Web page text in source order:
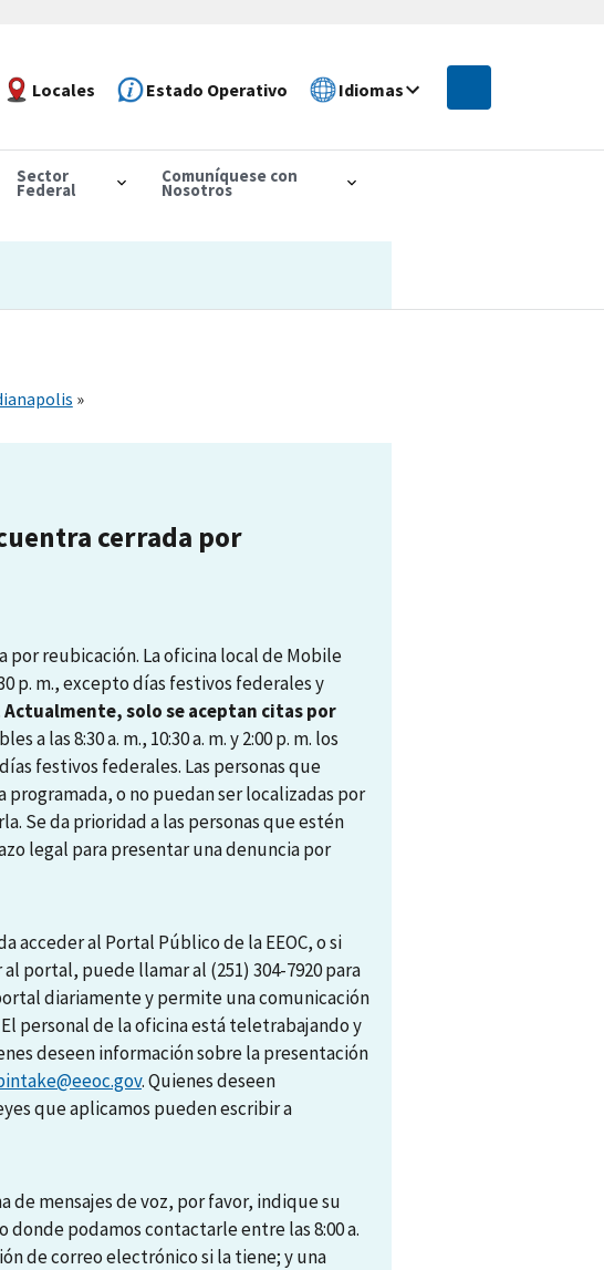
Locales Estado Operativo Idiomas
Sector
Federal
Comuníquese con
Nosotros
cerrada por
por reubicación. La oficina local de Mobile
p. m., excepto días festivos federales y
Actualmente, solo se aceptan citas por
a las 8:30 a. m., 10:30 a. m. y 2:00 p. m. los
festivos federales. Las personas que
o no puedan ser localizadas por
Se da prioridad a las personas que estén
legal para presentar una denuncia por
acceder al Portal Público de la EEOC, o si
portal, puede llamar al (251) 304-7920 para
diariamente y permite una comunicación
personal de la oficina está teletrabajando y
deseen información sobre la presentación
. Quienes deseen
que aplicamos pueden escribir a
de mensajes de voz, por favor, indique su
podamos contactarle entre las 8:00 a.
de correo electrónico si la tiene; y una